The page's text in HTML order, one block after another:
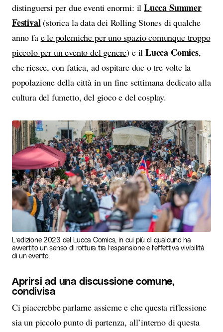
distinguersi per due eventi enormi: il Lucca Summer
Festival(storica la data dei Rolling Stones di qualche
anno fa e le polemiche per uno spazio comunque troppo
piccolo per un evento del genere) e il Lucca Comics,
che riesce, con fatica, ad ospitare due o tre volte la
popolazione della città in un fine settimana dedicato alla
cultura del fumetto, del gioco e del cosplay.
L’edizione 2023 del Lucca Comics, in cui più di qualcuno ha
avvertito un senso di rottura tra l’espansione e l’effettiva vivibilità
di un evento.
Aprirsi ad una discussione comune,
condivisa
Ci piacerebbe parlarne assieme e che questa riflessione
sia un piccolo punto di partenza, all’interno di questa